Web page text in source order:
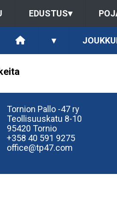
EDUSTUS▾
▾
Tornion Pallo -47 ry
Teollisuuskatu 8-10
95420 Tornio
+358 40 591 9275
office@tp47.com